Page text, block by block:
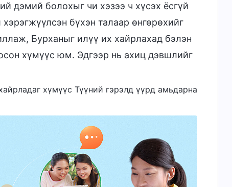
дэмий болохыг чи хэзээ ч хүсэх ёсгүй
бүхэн талаар өнгөрөхийг
Бурханыг илүү их хайрлахад бэлэн
хүмүүс юм. Эдгээр нь ахиц дэвшлийг
хүмүүс Түүний гэрэлд үүрд амьдарна